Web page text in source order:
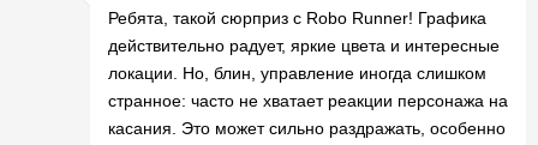
Ребята, такой сюрприз с Robo Runner! Графика
действительно радует, яркие цвета и интересные
локации. Но, блин, управление иногда слишком
странное: часто не хватает реакции персонажа на
касания. Это может сильно раздражать, особенно